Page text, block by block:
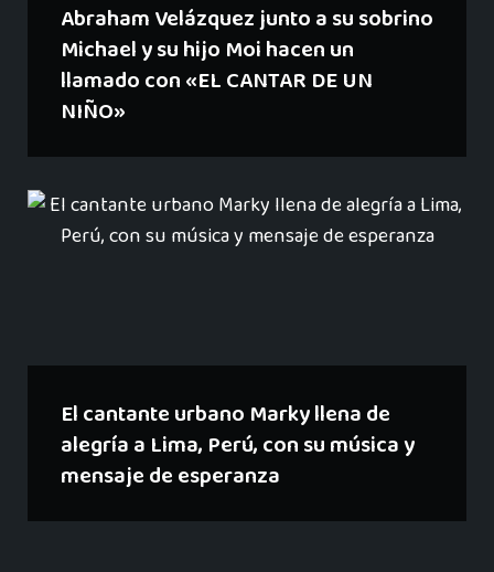
Abraham Velázquez junto a su sobrino
Michael y su hijo Moi hacen un
llamado con «EL CANTAR DE UN
NIÑO»
El cantante urbano Marky llena de
alegría a Lima, Perú, con su música y
mensaje de esperanza